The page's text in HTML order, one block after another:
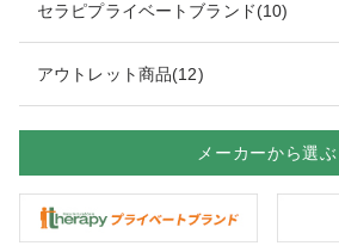
セラピプライベートブランド(10)
アウトレット商品(12)
メーカーから選ぶ